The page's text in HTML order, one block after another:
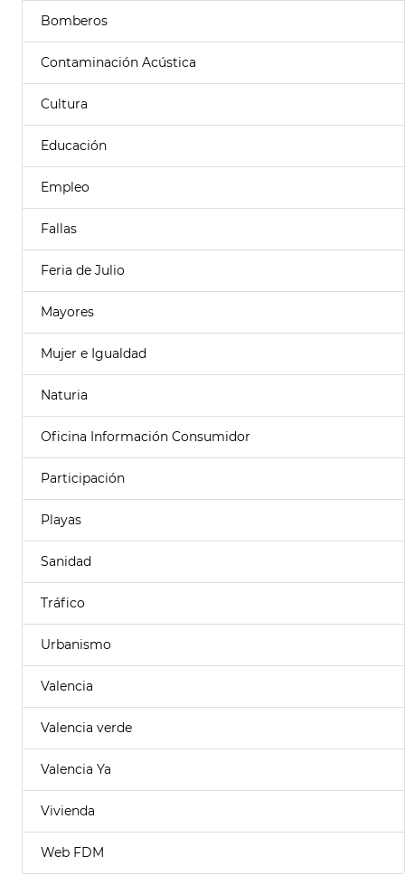
Bomberos
Contaminación Acústica
Cultura
Educación
Empleo
Fallas
Feria de Julio
Mayores
Mujer e Igualdad
Naturia
Oficina Información Consumidor
Participación
Playas
Sanidad
Tráfico
Urbanismo
Valencia
Valencia verde
Valencia Ya
Vivienda
Web FDM